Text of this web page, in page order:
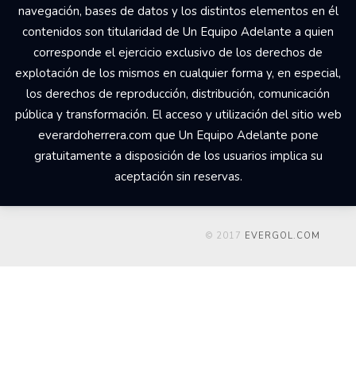
navegación, bases de datos y los distintos elementos en él
contenidos son titularidad de Un Equipo Adelante a quien
corresponde el ejercicio exclusivo de los derechos de
explotación de los mismos en cualquier forma y, en especial,
los derechos de reproducción, distribución, comunicación
pública y transformación. El acceso y utilización del sitio web
everardoherrera.com que Un Equipo Adelante pone
gratuitamente a disposición de los usuarios implica su
aceptación sin reservas.
© 2017 EVERGOL.COM